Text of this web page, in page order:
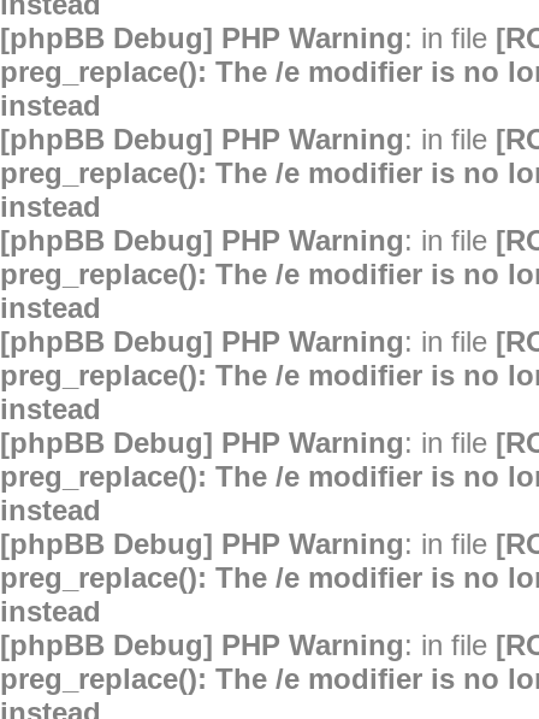
[phpBB Debug] PHP Warning: in file
preg_replace(): The /e modifier is no
instead
[phpBB Debug] PHP Warning: in file
preg_replace(): The /e modifier is no
instead
[phpBB Debug] PHP Warning: in file
preg_replace(): The /e modifier is no
instead
[phpBB Debug] PHP Warning: in file
preg_replace(): The /e modifier is no
instead
[phpBB Debug] PHP Warning: in file
preg_replace(): The /e modifier is no
instead
[phpBB Debug] PHP Warning: in file
preg_replace(): The /e modifier is no
instead
[phpBB Debug] PHP Warning: in file
preg_replace(): The /e modifier is no
instead